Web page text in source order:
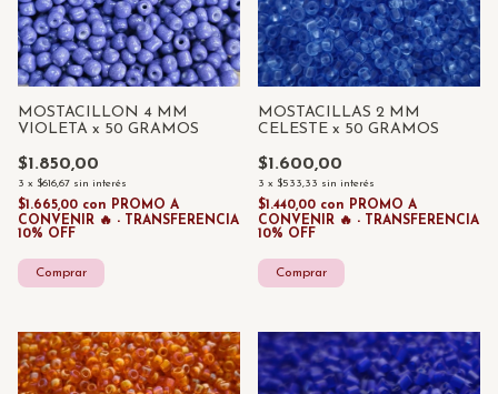
MOSTACILLON 4 MM
VIOLETA x 50 GRAMOS
$1.850,00
3 x $616,67 sin interés
$1.665,00 con PROMO A
CONVENIR 🔥 - TRANSFERENCIA
10% OFF
MOSTACILLAS 2 MM
CELESTE x 50 GRAMOS
$1.600,00
3 x $533,33 sin interés
$1.440,00 con PROMO A
CONVENIR 🔥 - TRANSFERENCIA
10% OFF